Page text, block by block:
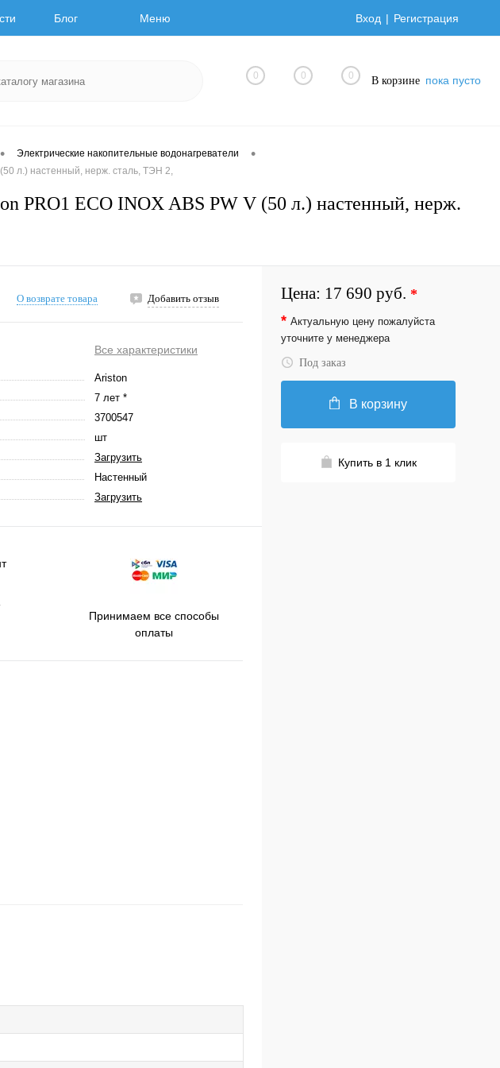
Блог Меню Вход Регистрация
0 0 0 В корзине пока пусто
• Электрические накопительные водонагреватели •
(50 л.) настенный, нерж. сталь, ТЭН 2,
PRO1 ECO INOX ABS PW V (50 л.) настенный, нерж.
О возврате товара Добавить отзыв
Все характеристики
Ariston
7 лет *
3700547
шт
Загрузить
Настенный
Загрузить
Принимаем все способы
оплаты
Цена: 17 690 руб. *
* Актуальную цену пожалуйста
уточните у менеджера
Под заказ
В корзину
Купить в 1 клик